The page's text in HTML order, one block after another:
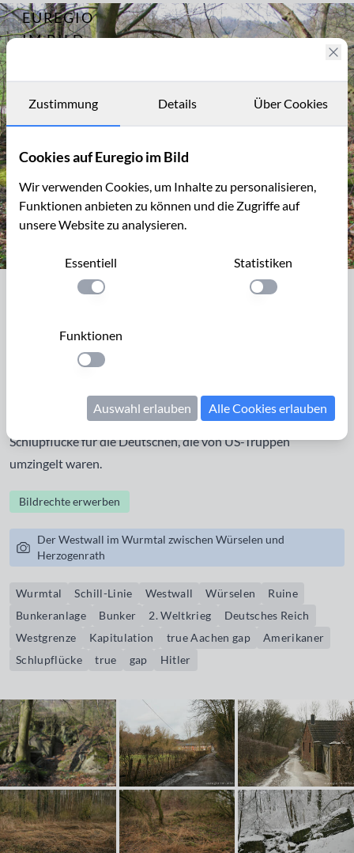
EUREGIO
IM BILD
Archiv
Kontakt
Archiv
3477
zwischen
Herzogenrath
Bunker im Wurmtal bei Würselen
Bunker im Wurmtal bei Würselen
Durch das Wurmtal verläuft die
. Auf der östlichen Seite des Wurmtals, das zu
zu entdecken. Hier war noch nach der Kapitualtion die von
den Amerikanern als "true Aachen gap" bezeichnete, letzte
Schlupflücke für die Deutschen, die von US-Truppen
umzingelt waren.
Bildrechte erwerben
Der Westwall im Wurmtal zwischen Würselen und
Herzogenrath
Wurmtal Schill-Linie Westwall Würselen
Ruine
Bunkeranlage
Bunker 2. Weltkrieg
Deutsches Reich
Westgrenze
Kapitulation true Aachen gap
Amerikaner
Schlupflücke
true gap Hitler
Zustimmung Details Über Cookies
Cookies auf Euregio im Bild
Wir verwenden Cookies, um Inhalte zu personalisieren,
Funktionen anbieten zu können und die Zugriffe auf
unsere Website zu analysieren.
Essentiell
Einstellung anwenden
Statistiken
Einstellung
Funktionen
Einstellung anwenden
Auswahl erlauben Alle Cookies erlauben